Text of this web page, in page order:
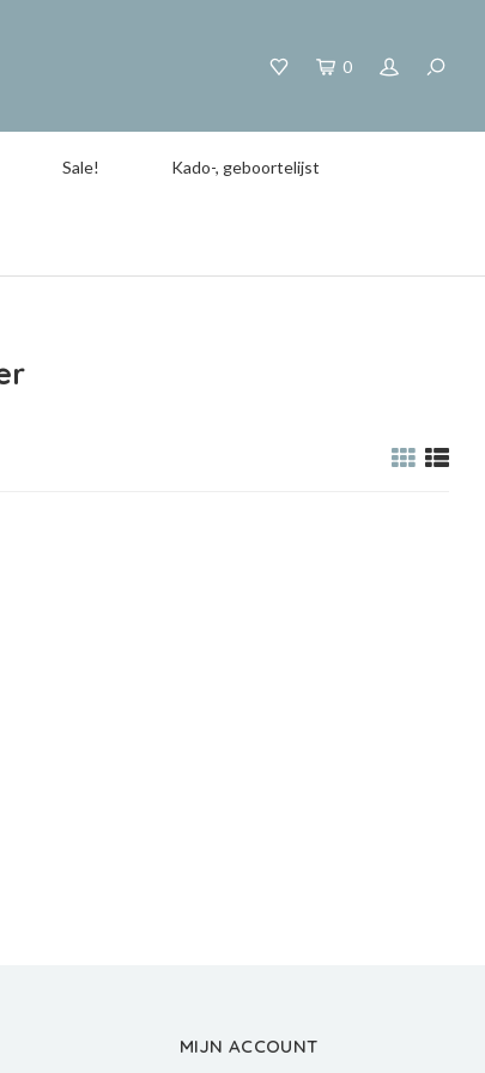
0
Sale! Kado-, geboortelijst
MIJN ACCOUNT